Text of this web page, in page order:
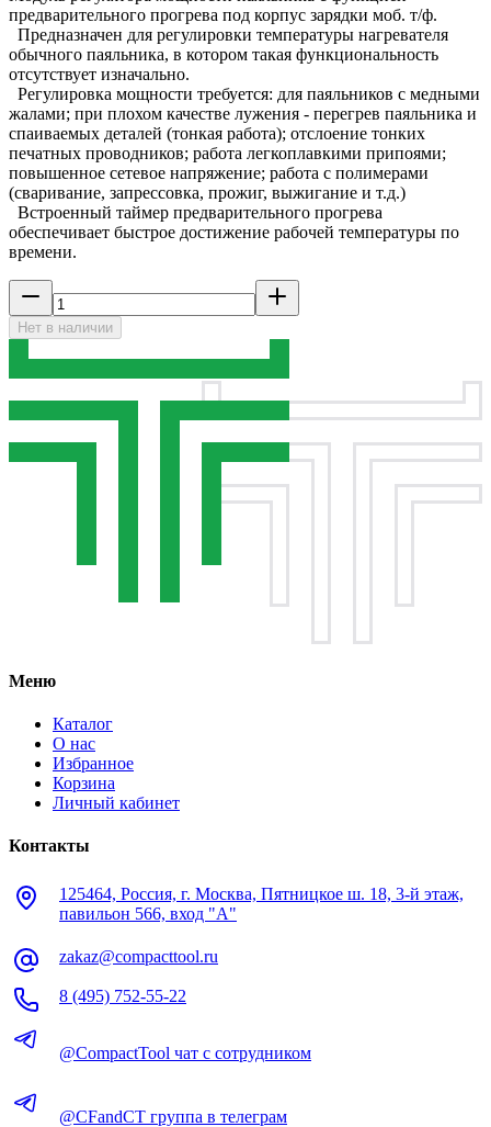
предварительного прогрева под корпус зарядки моб. т/ф.
Предназначен для регулировки температуры нагревателя
обычного паяльника, в котором такая функциональность
отсутствует изначально.
Регулировка мощности требуется: для паяльников с медными
жалами; при плохом качестве лужения - перегрев паяльника и
спаиваемых деталей (тонкая работа); отслоение тонких
печатных проводников; работа легкоплавкими припоями;
повышенное сетевое напряжение; работа с полимерами
(сваривание, запрессовка, прожиг, выжигание и т.д.)
Встроенный таймер предварительного прогрева
обеспечивает быстрое достижение рабочей температуры по
времени.
Нет в наличии
Меню
Каталог
О нас
Избранное
Корзина
Личный кабинет
Контакты
125464, Россия, г. Москва, Пятницкое ш. 18, 3-й этаж,
павильон 566, вход "А"
zakaz@compacttool.ru
8 (495) 752-55-22
@CompactTool чат с сотрудником
@CFandCT группа в телеграм